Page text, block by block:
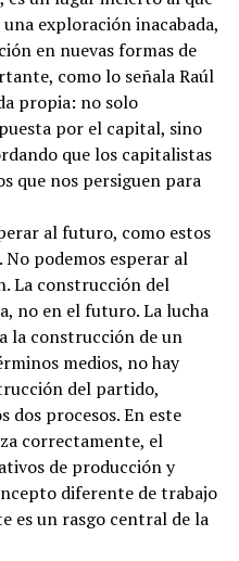
exploración inacabada,
en nuevas formas de
como lo señala Raúl
propia: no solo
por el capital, sino
que los capitalistas
que nos persiguen para
al futuro, como estos
podemos esperar al
La construcción del
no en el futuro. La lucha
la construcción de un
medios, no hay
del partido,
dos procesos. En este
correctamente, el
de producción y
diferente de trabajo
es un rasgo central de la